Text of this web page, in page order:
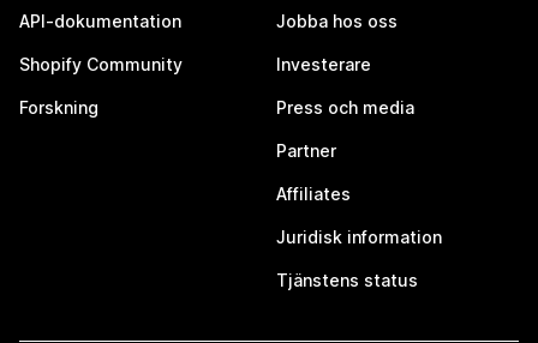
API-dokumentation
Shopify Community
Forskning
Jobba hos oss
Investerare
Press och media
Partner
Affiliates
Juridisk information
Tjänstens status